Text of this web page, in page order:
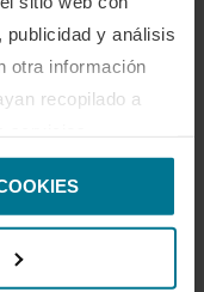
y análisis
otra información
recopilado a
mejor”.
divertirte, pensar y
alta si las lesiones
con ganas de más.
de acuerdo